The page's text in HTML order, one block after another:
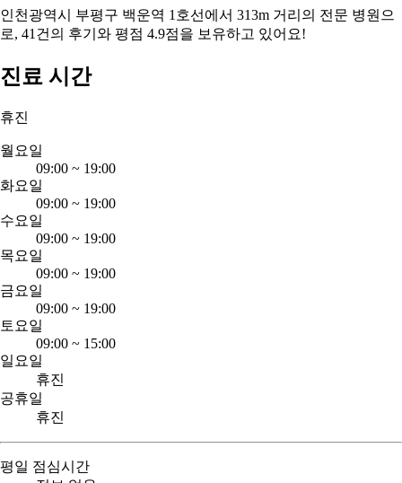
인천광역시 부평구 백운역 1호선에서 313m 거리의 전문 병원으
로, 41건의 후기와 평점 4.9점을 보유하고 있어요!
진료 시간
휴진
월요일
09:00 ~ 19:00
화요일
09:00 ~ 19:00
수요일
09:00 ~ 19:00
목요일
09:00 ~ 19:00
금요일
09:00 ~ 19:00
토요일
09:00 ~ 15:00
일요일
휴진
공휴일
휴진
평일 점심시간